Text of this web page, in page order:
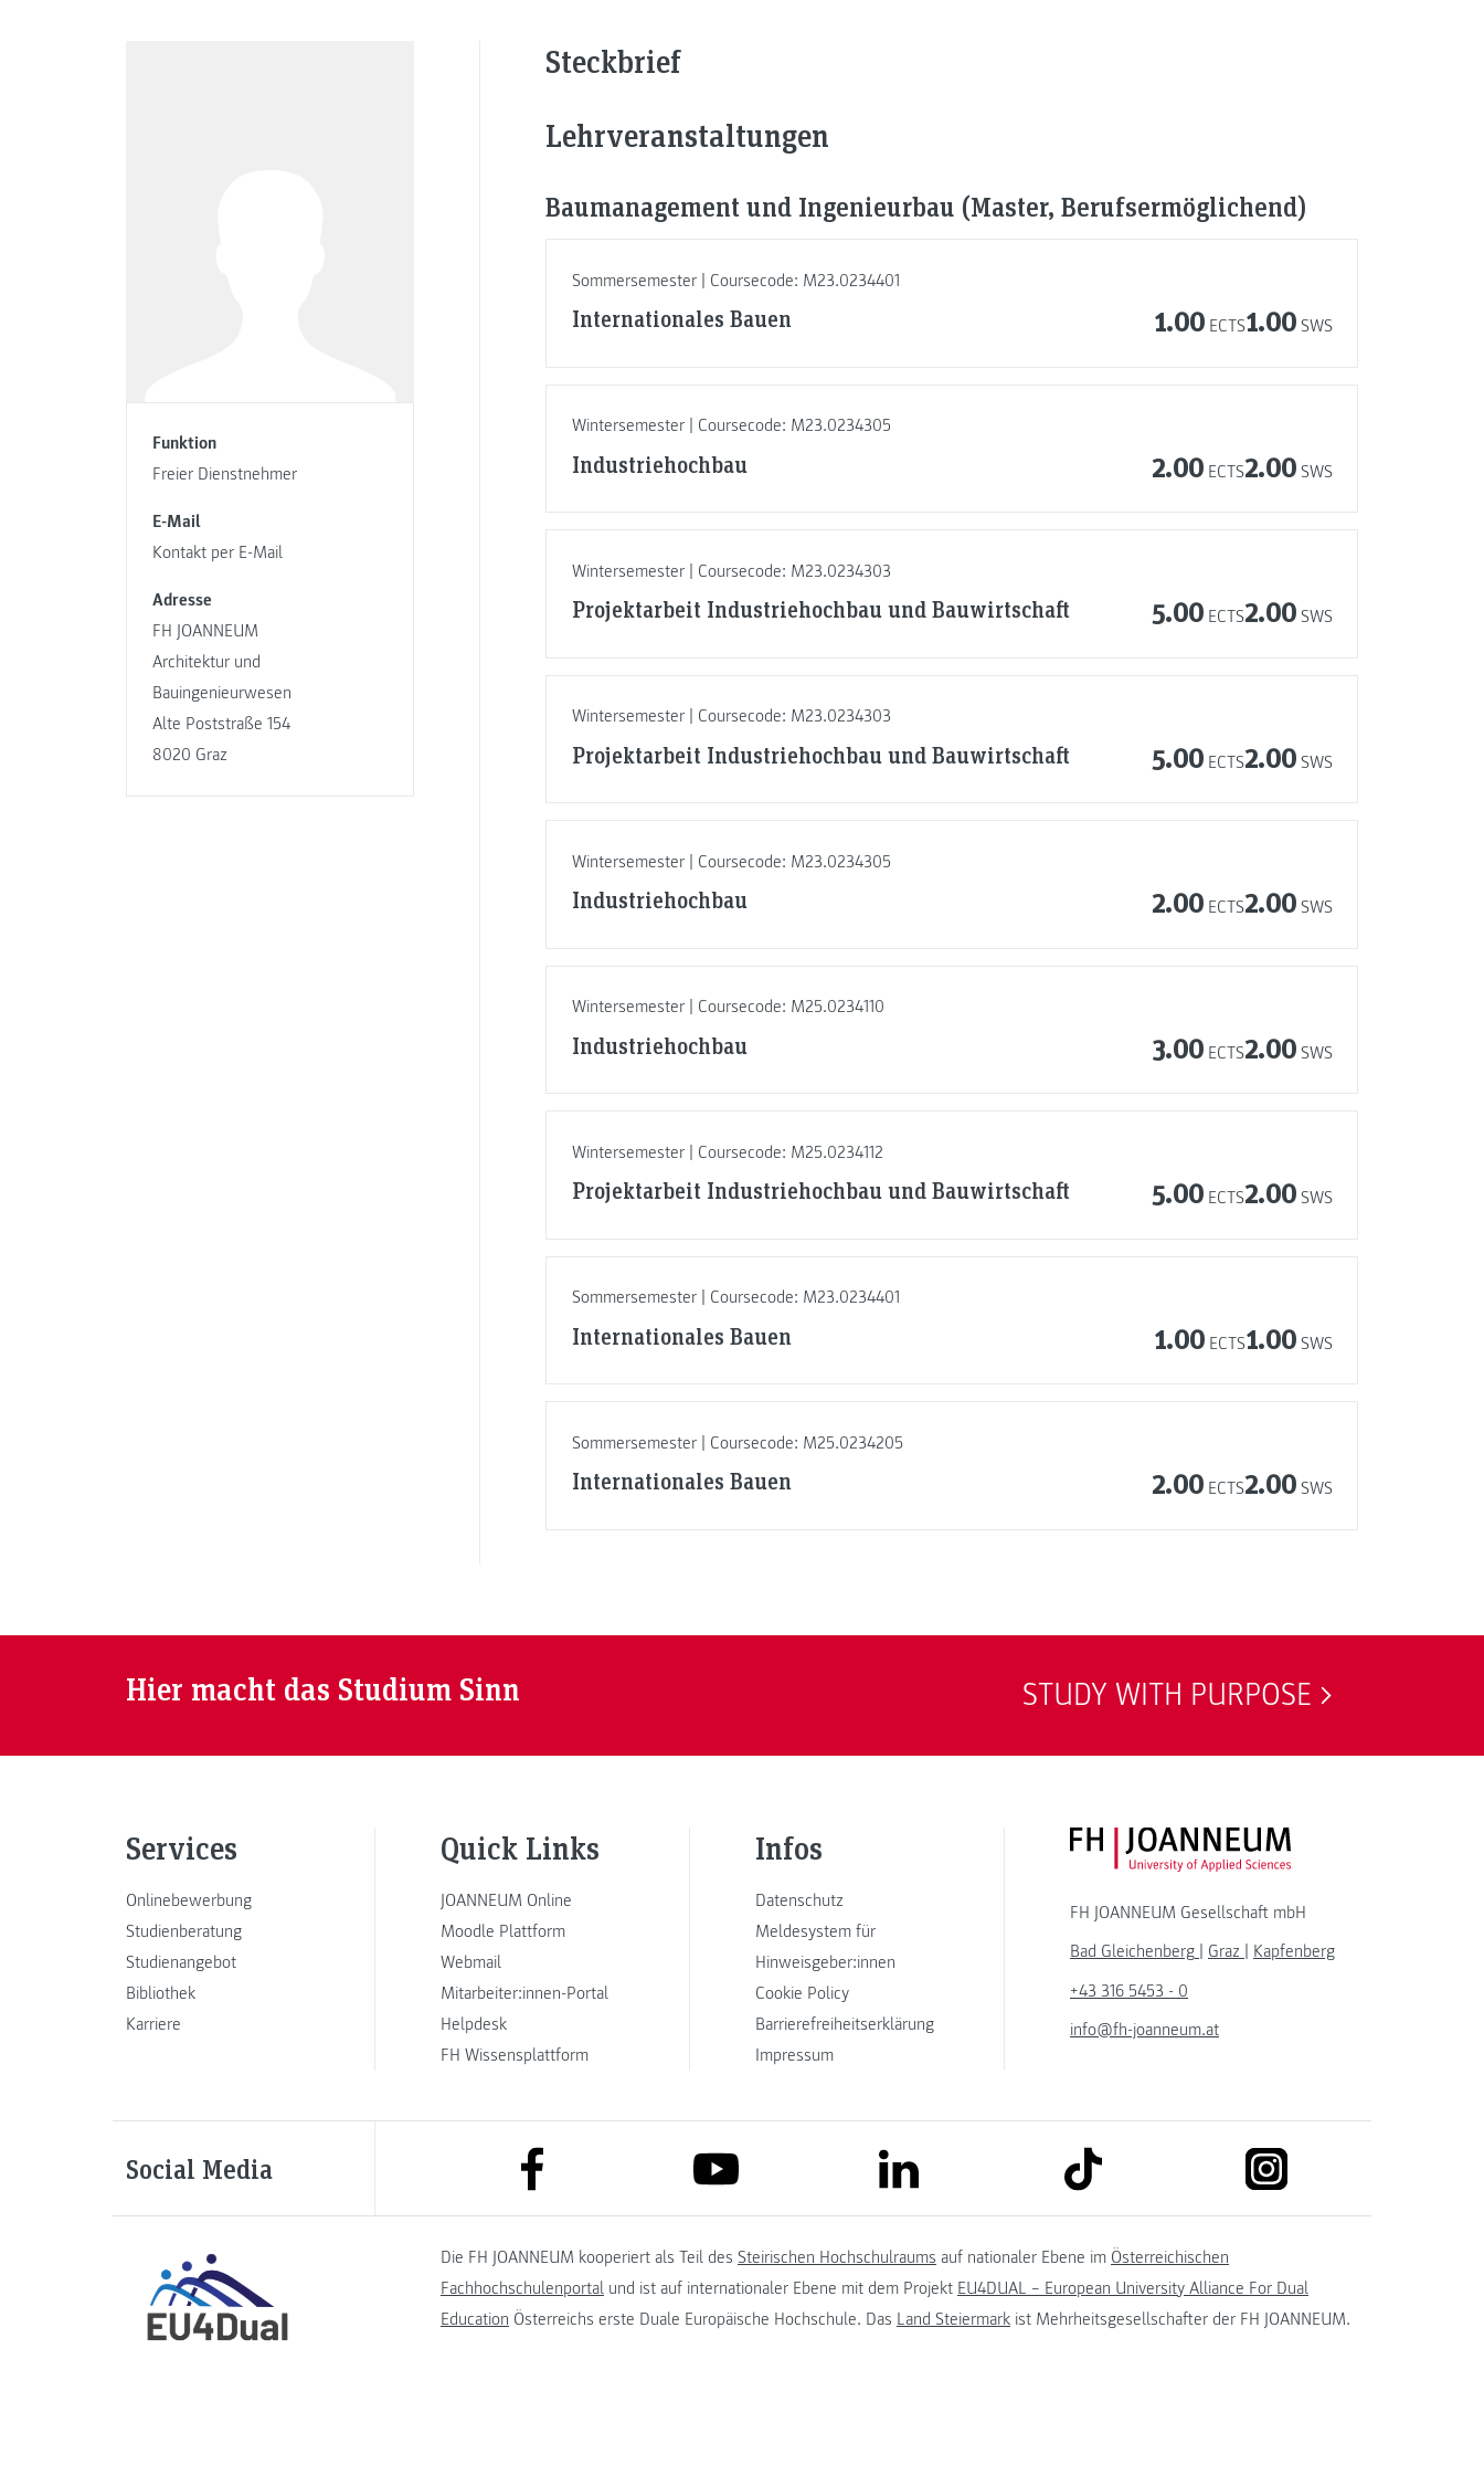
Funktion
Freier Dienstnehmer
E-Mail
Kontakt per E-Mail
Adresse
FH JOANNEUM
Architektur und
Bauingenieurwesen
Alte Poststraße 154
8020 Graz
Steckbrief
Lehrveranstaltungen
Baumanagement und Ingenieurbau (Master, Berufsermöglichend)
Sommersemester | Coursecode: M23.0234401
Internationales Bauen 1.00 ECTS1.00 SWS
Wintersemester | Coursecode: M23.0234305
Industriehochbau 2.00 ECTS2.00 SWS
Wintersemester | Coursecode: M23.0234303
Projektarbeit Industriehochbau und Bauwirtschaft 5.00 ECTS2.00 SWS
Wintersemester | Coursecode: M23.0234303
Projektarbeit Industriehochbau und Bauwirtschaft 5.00 ECTS2.00 SWS
Wintersemester | Coursecode: M23.0234305
Industriehochbau 2.00 ECTS2.00 SWS
Wintersemester | Coursecode: M25.0234110
Industriehochbau 3.00 ECTS2.00 SWS
Wintersemester | Coursecode: M25.0234112
Projektarbeit Industriehochbau und Bauwirtschaft 5.00 ECTS2.00 SWS
Sommersemester | Coursecode: M23.0234401
Internationales Bauen 1.00 ECTS1.00 SWS
Sommersemester | Coursecode: M25.0234205
Internationales Bauen 2.00 ECTS2.00 SWS
Hier macht das Studium Sinn STUDY WITH PURPOSE
Services
Onlinebewerbung
Studienberatung
Studienangebot
Bibliothek
Karriere
Quick Links
JOANNEUM Online
Moodle Plattform
Webmail
Mitarbeiter:innen-Portal
Helpdesk
FH Wissensplattform
Infos
Datenschutz
Meldesystem für
Hinweisgeber:innen
Cookie Policy
Barrierefreiheitserklärung
Impressum
FH JOANNEUM Logo
FH JOANNEUM Gesellschaft mbH
Bad Gleichenberg
Graz
Kapfenberg
+43 316 5453 - 0
info@fh-joanneum.at
Social Media link to facebook link to youtube link to linkedin link to tiktok link to instagram
Die FH JOANNEUM kooperiert als Teil des Steirischen Hochschulraums auf nationaler Ebene im Österreichischen
Fachhochschulenportal und ist auf internationaler Ebene mit dem Projekt EU4DUAL – European University Alliance For Dual
Education Österreichs erste Duale Europäische Hochschule. Das Land Steiermark ist Mehrheitsgesellschafter der FH JOANNEUM.